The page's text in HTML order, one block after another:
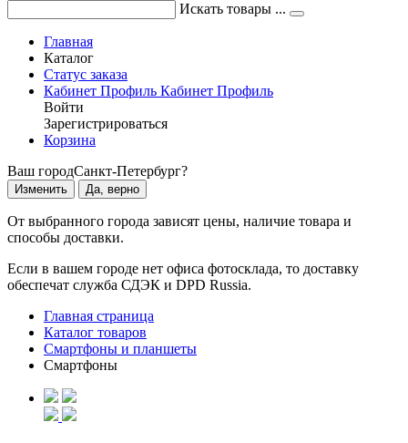
Искать товары ...
Главная
Каталог
Статус заказа
Кабинет Профиль Кабинет Профиль
Войти
Зарегистрироваться
Корзина
Ваш городСанкт-Петербург?
Изменить Да, верно
От выбранного города зависят цены, наличие товара и
способы доставки.
Если в вашем городе нет офиса фотосклада, то доставку
обеспечат служба СДЭК и DPD Russia.
Главная страница
Каталог товаров
Смартфоны и планшеты
Смартфоны